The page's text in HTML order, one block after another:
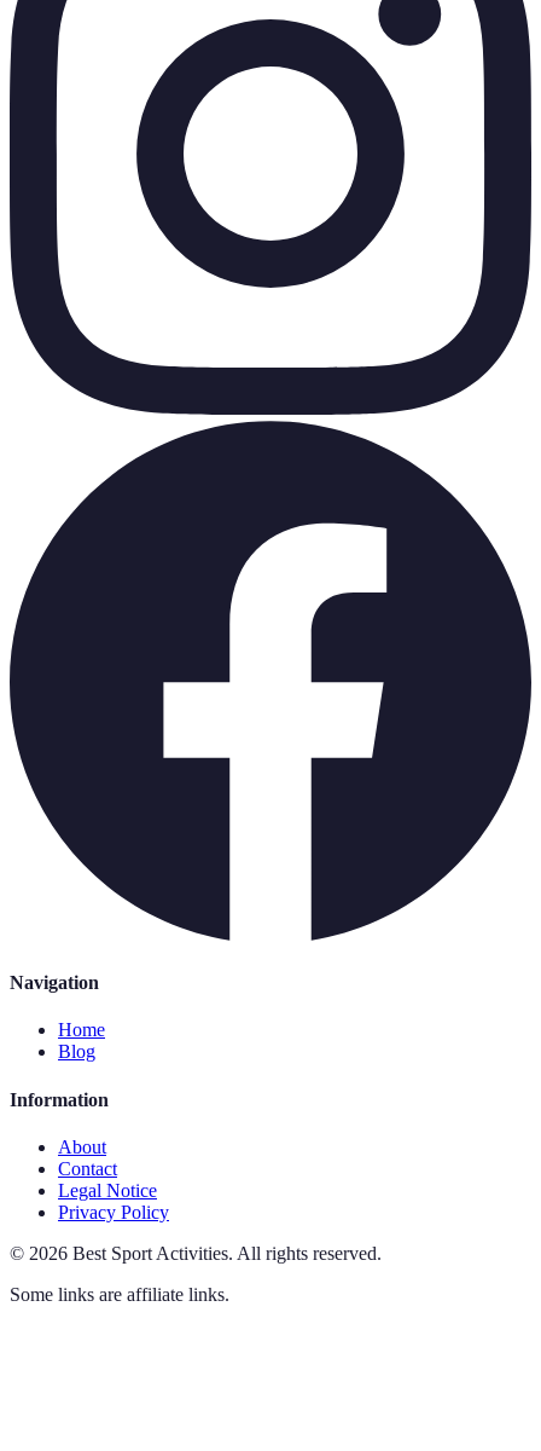
Navigation
Home
Blog
Information
About
Contact
Legal Notice
Privacy Policy
© 2026 Best Sport Activities. All rights reserved.
Some links are affiliate links.